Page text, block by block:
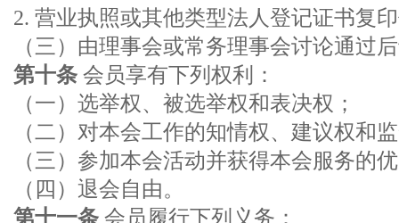
2. 营业执照或其他类型法人登记证书复
（三）由理事会或常务理事会讨论通过
第十条 会员享有下列权利：
（一）选举权、被选举权和表决权；
（二）对本会工作的知情权、建议权和
（三）参加本会活动并获得本会服务的
（四）退会自由。
第十一条 会员履行下列义务：